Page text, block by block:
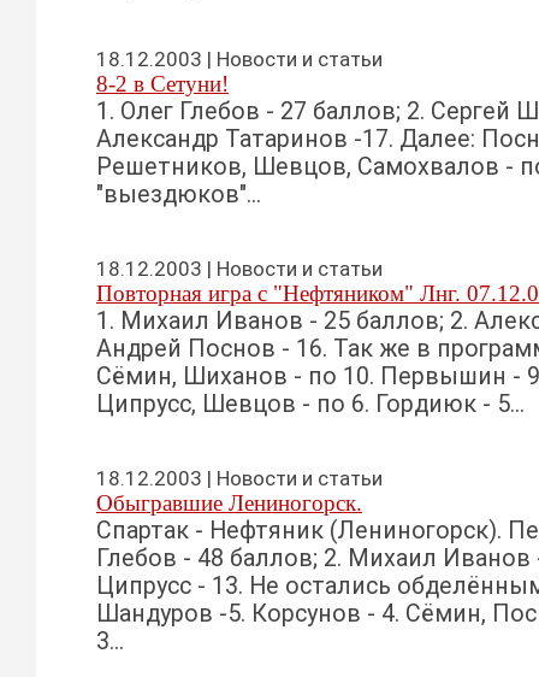
18.12.2003 | Новости и статьи
8-2 в Сетуни!
1. Олег Глебов - 27 баллов; 2. Сергей
Александр Татаринов -17. Далее:
Решетников, Шевцов, Самохвалов -
"выездюков"...
18.12.2003 | Новости и статьи
Повторная игра с "Нефтяником" Лнг.
1. Михаил Иванов - 25 баллов; 2.
Андрей Поснов - 16. Так же в
Сёмин, Шиханов - по 10. Первышин -
Ципрусс, Шевцов - по 6. Гордиюк - 5...
18.12.2003 | Новости и статьи
Обыгравшие Лениногорск.
Спартак - Нефтяник (Лениногорск).
Глебов - 48 баллов; 2. Михаил Иванов
Ципрусс - 13. Не остались
Шандуров -5. Корсунов - 4. Сёмин,
3...